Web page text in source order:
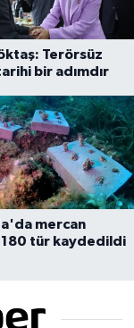
Terörsüz
bir adımdır
mercan
180 tür kaydedildi